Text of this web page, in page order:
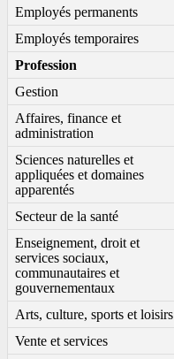
Employés permanents
Employés temporaires
Profession
Gestion
Affaires, finance et
administration
Sciences naturelles et
appliquées et domaines
apparentés
Secteur de la santé
Enseignement, droit et
services sociaux,
communautaires et
gouvernementaux
Arts, culture, sports et loisirs
Vente et services